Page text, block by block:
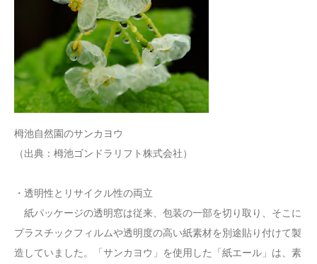
栂池自然園のサンカヨウ
（出典：栂池ゴンドラリフト株式会社）
・透明性とリサイクル性の両立
紙パッケージの透明窓は従来、包装の一部を切り取り、そこに
プラスチックフィルムや透明度の高い紙素材を別途貼り付けて製
造していました。「サンカヨウ」を使用した「紙エール」は、素